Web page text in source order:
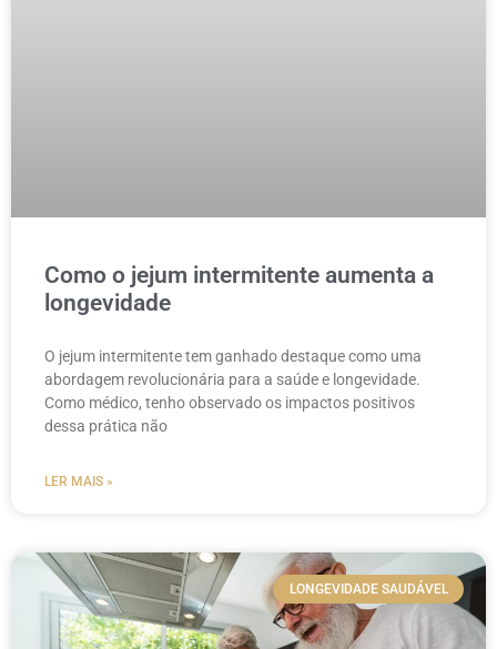
Como o jejum intermitente aumenta a
longevidade
O jejum intermitente tem ganhado destaque como uma
abordagem revolucionária para a saúde e longevidade.
Como médico, tenho observado os impactos positivos
dessa prática não
LER MAIS »
LONGEVIDADE SAUDÁVEL